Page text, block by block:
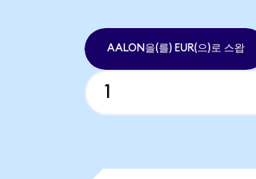
AALON을(를) EUR(으)로 스왑